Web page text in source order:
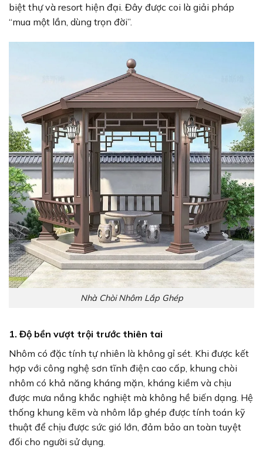
biệt thự và resort hiện đại. Đây được coi là giải pháp
“mua một lần, dùng trọn đời”.
Nhà Chòi Nhôm Lắp Ghép
1. Độ bền vượt trội trước thiên tai
Nhôm có đặc tính tự nhiên là không gỉ sét. Khi được kết
hợp với công nghệ sơn tĩnh điện cao cấp, khung chòi
nhôm có khả năng kháng mặn, kháng kiềm và chịu
được mưa nắng khắc nghiệt mà không hề biến dạng. Hệ
thống khung kẽm và nhôm lắp ghép được tính toán kỹ
thuật để chịu được sức gió lớn, đảm bảo an toàn tuyệt
đối cho người sử dụng.